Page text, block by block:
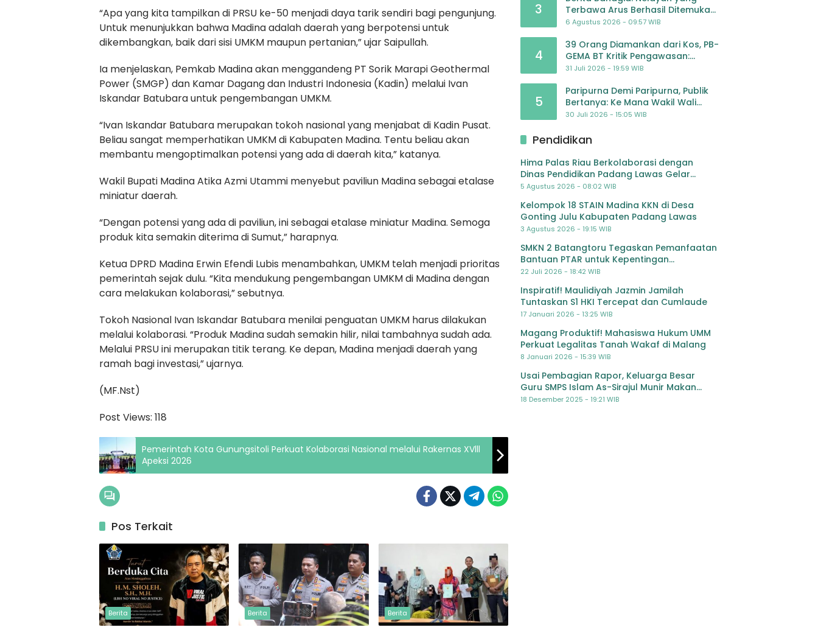
“Apa yang kita tampilkan di PRSU ke-50 menjadi daya tarik sendiri bagi pengunjung.
Untuk menunjukkan bahwa Madina adalah daerah yang berpotensi untuk
dikembangkan, baik dari sisi UMKM maupun pertanian,” ujar Saipullah.
Ia menjelaskan, Pemkab Madina akan menggandeng PT Sorik Marapi Geothermal
Power (SMGP) dan Kamar Dagang dan Industri Indonesia (Kadin) melalui Ivan
Iskandar Batubara untuk pengembangan UMKM.
“Ivan Iskandar Batubara merupakan tokoh nasional yang menjabat di Kadin Pusat.
Beliau sangat memperhatikan UMKM di Kabupaten Madina. Tentu beliau akan
membantu mengoptimalkan potensi yang ada di daerah kita,” katanya.
Wakil Bupati Madina Atika Azmi Utammi menyebut paviliun Madina sebagai etalase
miniatur daerah.
“Dengan potensi yang ada di paviliun, ini sebagai etalase miniatur Madina. Semoga
produk kita semakin diterima di Sumut,” harapnya.
Ketua DPRD Madina Erwin Efendi Lubis menambahkan, UMKM telah menjadi prioritas
pemerintah sejak dulu. “Kita mendukung pengembangan UMKM di Madina dengan
cara melakukan kolaborasi,” sebutnya.
Tokoh Nasional Ivan Iskandar Batubara menilai penguatan UMKM harus dilakukan
melalui kolaborasi. “Produk Madina sudah semakin hilir, nilai tambahnya sudah ada.
Melalui PRSU ini merupakan titik terang. Ke depan, Madina menjadi daerah yang
ramah bagi investasi,” ujarnya.
(MF.Nst)
Post Views: 118
Pemerintah Kota Gunungsitoli Perkuat Kolaborasi Nasional melalui Rakernas XVlll
Apeksi 2026
Pos Terkait
Berita Berita Berita
3
Terbawa Arus Berhasil Ditemukan
Dalam Keadaan Selamat
6 Agustus 2026 - 09:57 WIB
4
39 Orang Diamankan dari Kos, PB-
GEMA BT Kritik Pengawasan:
Jangan Tunggu Masyarakat
31 Juli 2026 - 19:59 WIB
5
Paripurna Demi Paripurna, Publik
Bertanya: Ke Mana Wakil Wali
Kota Padangsidimpuan?
30 Juli 2026 - 15:05 WIB
Pendidikan
Hima Palas Riau Berkolaborasi dengan
Dinas Pendidikan Padang Lawas Gelar
Pelatihan OSIS SMP se-Kabupaten Padang
5 Agustus 2026 - 08:02 WIB
Kelompok 18 STAIN Madina KKN di Desa
Gonting Julu Kabupaten Padang Lawas
3 Agustus 2026 - 19:15 WIB
SMKN 2 Batangtoru Tegaskan Pemanfaatan
Bantuan PTAR untuk Kepentingan
Pendidikan
22 Juli 2026 - 18:42 WIB
Inspiratif! Maulidiyah Jazmin Jamilah
Tuntaskan S1 HKI Tercepat dan Cumlaude
17 Januari 2026 - 13:25 WIB
Magang Produktif! Mahasiswa Hukum UMM
Perkuat Legalitas Tanah Wakaf di Malang
8 Januari 2026 - 15:39 WIB
Usai Pembagian Rapor, Keluarga Besar
Guru SMPS Islam As-Sirajul Munir Makan
Bersama Sambut Libur Awal Semester
18 Desember 2025 - 19:21 WIB